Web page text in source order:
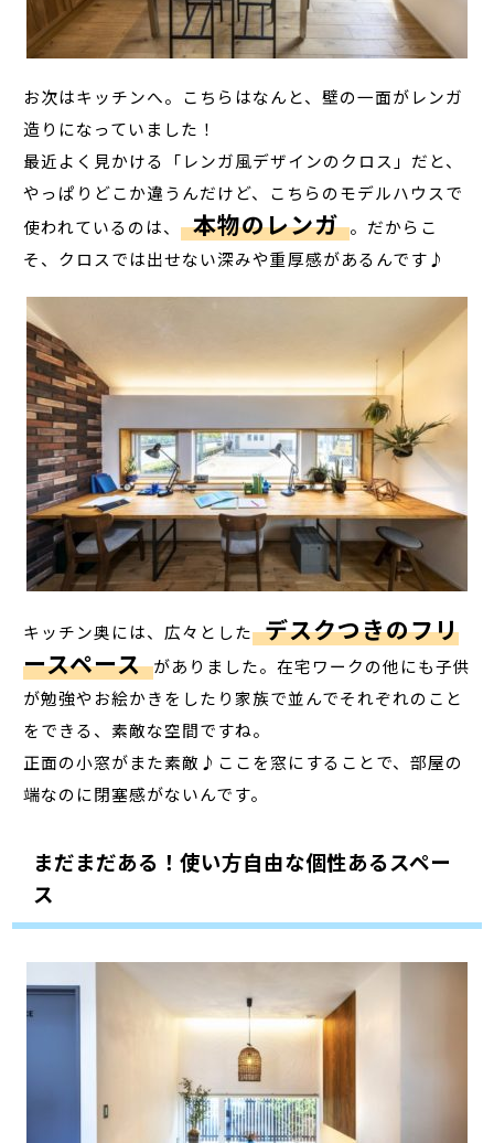
お次はキッチンへ。こちらはなんと、壁の一面がレンガ
造りになっていました！
最近よく見かける「レンガ風デザインのクロス」だと、
やっぱりどこか違うんだけど、こちらのモデルハウスで
使われているのは、 本物のレンガ 。だからこ
そ、クロスでは出せない深みや重厚感があるんです♪
キッチン奥には、広々とした デスクつきのフリ
ースペース がありました。在宅ワークの他にも子供
が勉強やお絵かきをしたり家族で並んでそれぞれのこと
をできる、素敵な空間ですね。
正面の小窓がまた素敵♪ここを窓にすることで、部屋の
端なのに閉塞感がないんです。
まだまだある！使い方自由な個性あるスペー
ス